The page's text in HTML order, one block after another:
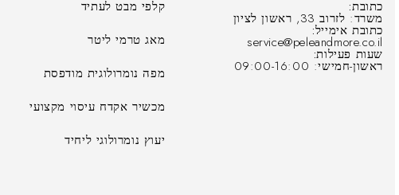
כתובת:
משרד: לזרוב 33, ראשון לציון
כתובת אימייל:
service@peleandmore.co.il
שעות פעילות:
ראשון-חמישי: 09:00-16:00
קלפי מבט לעתיד
מאג טרמי ליטר
מפה נומרולוגית מודפסת
מכשיר אקדח עיסוי מקצועי
יעוץ נומרולוגי ליחיד